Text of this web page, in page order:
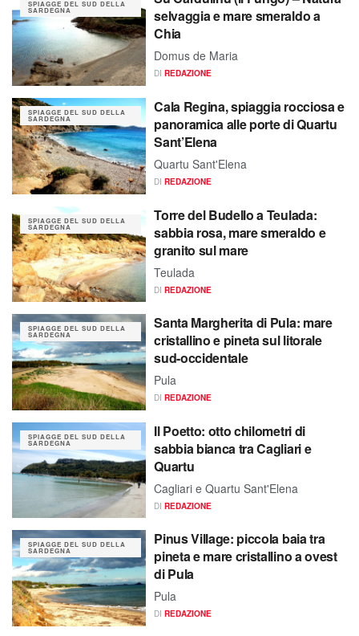
SPIAGGE DEL SUD DELLA
SARDEGNA
selvaggia e mare smeraldo a
Chia
Domus de Maria
DI REDAZIONE
SPIAGGE DEL SUD DELLA
SARDEGNA
Cala Regina, spiaggia rocciosa e
panoramica alle porte di Quartu
Sant’Elena
Quartu Sant'Elena
DI REDAZIONE
SPIAGGE DEL SUD DELLA
SARDEGNA
Torre del Budello a Teulada:
sabbia rosa, mare smeraldo e
granito sul mare
Teulada
DI REDAZIONE
SPIAGGE DEL SUD DELLA
SARDEGNA
Santa Margherita di Pula: mare
cristallino e pineta sul litorale
sud-occidentale
Pula
DI REDAZIONE
SPIAGGE DEL SUD DELLA
SARDEGNA
Il Poetto: otto chilometri di
sabbia bianca tra Cagliari e
Quartu
Cagliari e Quartu Sant'Elena
DI REDAZIONE
SPIAGGE DEL SUD DELLA
SARDEGNA
Pinus Village: piccola baia tra
pineta e mare cristallino a ovest
di Pula
Pula
DI REDAZIONE